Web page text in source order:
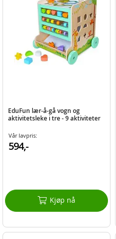
EduFun lær-å-gå vogn og
aktivitetsleke i tre - 9 aktiviteter
Vår lavpris:
594,-
Kjøp nå